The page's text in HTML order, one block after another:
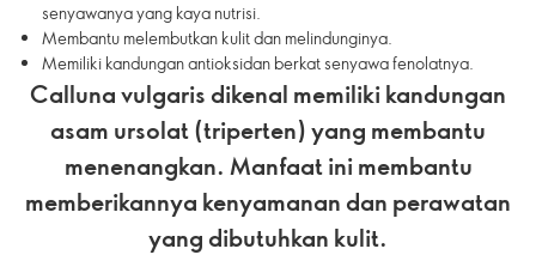
senyawanya yang kaya nutrisi.
Membantu melembutkan kulit dan melindunginya.
Memiliki kandungan antioksidan berkat senyawa fenolatnya.
Calluna vulgaris dikenal memiliki kandungan
asam ursolat (triperten) yang membantu
menenangkan. Manfaat ini membantu
memberikannya kenyamanan dan perawatan
yang dibutuhkan kulit.